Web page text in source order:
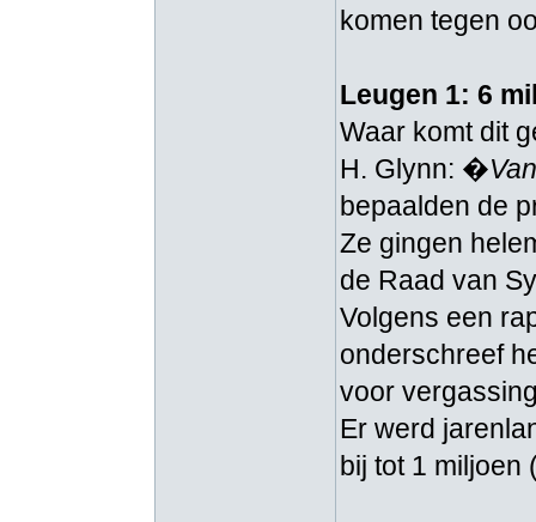
komen tegen
Leugen 1: 6
Waar komt dit
H. Glynn: �
bepaalden de
Ze gingen
de Raad van
Volgens een
onderschreef
voor
Er werd
bij tot 1